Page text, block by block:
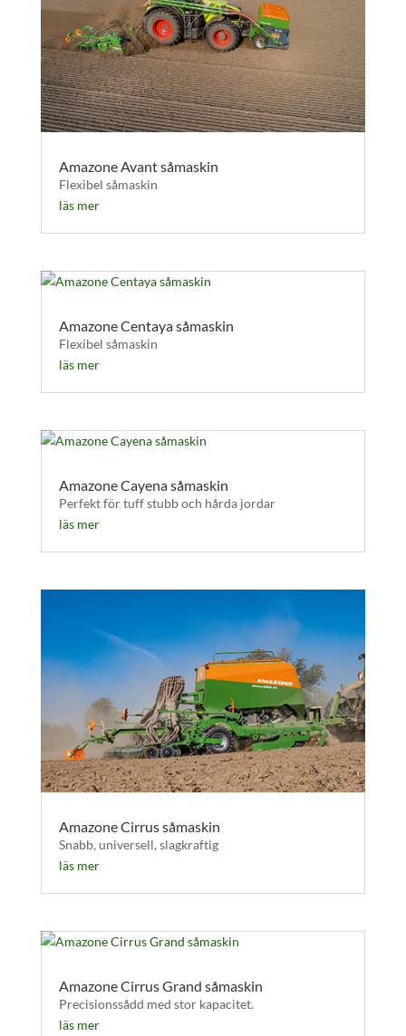
Amazone Avant såmaskin
Flexibel såmaskin
läs mer
Amazone Centaya såmaskin
Flexibel såmaskin
läs mer
Amazone Cayena såmaskin
Perfekt för tuff stubb och hårda jordar
läs mer
Amazone Cirrus såmaskin
Snabb, universell, slagkraftig
läs mer
Amazone Cirrus Grand såmaskin
Precisionssådd med stor kapacitet.
läs mer